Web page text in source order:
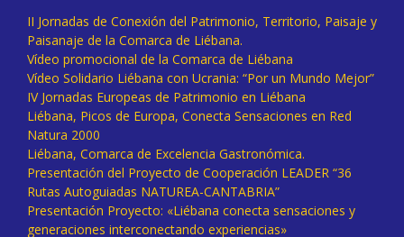
II Jornadas de Conexión del Patrimonio, Territorio, Paisaje y
Paisanaje de la Comarca de Liébana.
Vídeo promocional de la Comarca de Liébana
Vídeo Solidario Liébana con Ucrania: “Por un Mundo Mejor”
IV Jornadas Europeas de Patrimonio en Liébana
Liébana, Picos de Europa, Conecta Sensaciones en Red
Natura 2000
Liébana, Comarca de Excelencia Gastronómica.
Presentación del Proyecto de Cooperación LEADER “36
Rutas Autoguiadas NATUREA-CANTABRIA”
Presentación Proyecto: «Liébana conecta sensaciones y
generaciones interconectando experiencias»